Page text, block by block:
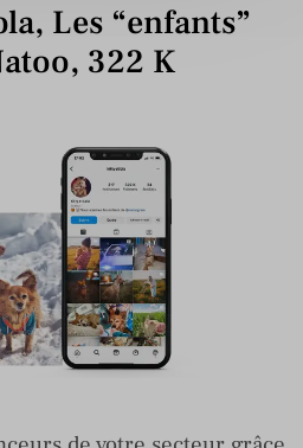
Les “enfants”
322 K